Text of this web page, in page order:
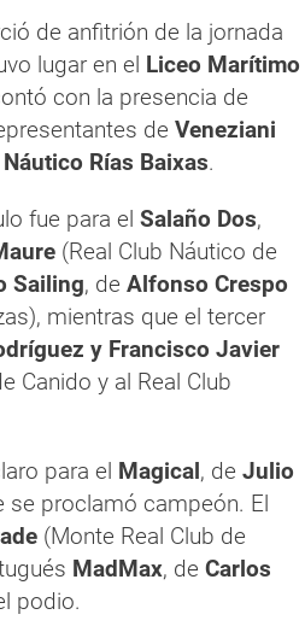
de anfitrión de la jornada
lugar en el Liceo Marítimo
con la presencia de
de Veneziani
Rías Baixas.
fue para el Salaño Dos,
(Real Club Náutico de
Sailing, de Alfonso Crespo
mientras que el tercer
y Francisco Javier
Canido y al Real Club
para el Magical, de Julio
se proclamó campeón. El
(Monte Real Club de
MadMax, de Carlos
podio.